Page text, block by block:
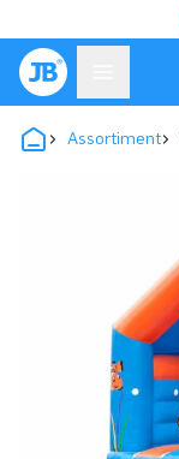
Assortiment